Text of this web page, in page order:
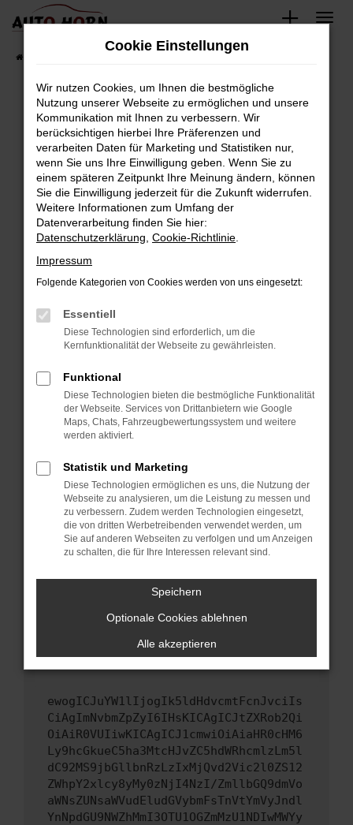
Zum
springen
Fahrzeugbestand
Fehler: Network Error
Beim Laden ist ein Fehler aufgetreten.
Hier sind ein paar Tipps, die dir helfen können:
Überprüfe deine Firewall und deine
Internetverbindung.
Laden andere Webseiten, zum Beispiel deine
Suchmaschine?
Prüfe deine Browsererweiterungen.
können das Laden bestimmter Seiten
verhindern. Funktioniert die Seite in einem
anderen Browser oder in einem privaten
Starte dein Gerät neu.
Das kann manchmal helfen, vorübergehende
Probleme zu beheben.
Betriebssystem auf dem neuesten Stand
sind.
Veraltete Software birgt nicht nur ein
Sicherheitsrisiko, sondern kann auch dazu
führen, dass bestimmte Funktionen nicht mehr
unterstützt werden.
Wende dich an den Webseitenbetreiber.
Wenn du alle oben genannten Schritte versucht
hast, kontaktiere uns bitte. Wir werden
versuchen, das Problem zu beheben. Du kannst
uns diesen Text schicken, um uns bei der
ewogICJuYW1lIjogIk5ldHdvcmtFcnJvciIs
CiAgImNvbmZpZyI6IHsKICAgICJtZXRob2Qi
OiAiR0VUIiwKICAgICJ1cmwiOiAiaHR0cHM6
Ly9hcGkueC5ha3MtcHJvZC5hdWRhcmlzLm5l
dC92MS9jbGllbnRzLzIxMjQvd2Vic2l0ZS12
ZWhpY2xlcy8yMy0zNjI4NzI/ZmllbGQ9dmVo
aWNsZUNsaWVudEludGVybmFsTnVtYmVyJndl
YnNpdGU9NWZhMmI3OTU1OGZmMzU1NDIwMWYy
Cookie Einstellungen
Wir nutzen Cookies, um Ihnen die bestmögliche
Nutzung unserer Webseite zu ermöglichen und unsere
Kommunikation mit Ihnen zu verbessern. Wir
berücksichtigen hierbei Ihre Präferenzen und
verarbeiten Daten für Marketing und Statistiken nur,
wenn Sie uns Ihre Einwilligung geben. Wenn Sie zu
einem späteren Zeitpunkt Ihre Meinung ändern, können
Sie die Einwilligung jederzeit für die Zukunft widerrufen.
Weitere Informationen zum Umfang der
Datenverarbeitung finden Sie hier:
Datenschutzerklärung Cookie-Richtlinie
Impressum
Folgende Kategorien von Cookies werden von uns eingesetzt:
Essentiell
Diese Technologien sind erforderlich, um die
Kernfunktionalität der Webseite zu gewährleisten.
Funktional
Diese Technologien bieten die bestmögliche Funktionalität
der Webseite. Services von Drittanbietern wie Google
Maps, Chats, Fahrzeugbewertungssystem und weitere
werden aktiviert.
Statistik und Marketing
Diese Technologien ermöglichen es uns, die Nutzung der
Webseite zu analysieren, um die Leistung zu messen und
zu verbessern. Zudem werden Technologien eingesetzt,
die von dritten Werbetreibenden verwendet werden, um
Sie auf anderen Webseiten zu verfolgen und um Anzeigen
zu schalten, die für Ihre Interessen relevant sind.
Speichern
Optionale Cookies ablehnen
Alle akzeptieren